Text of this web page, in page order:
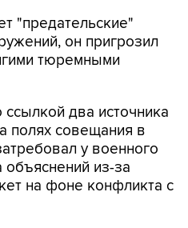
"предательские"
он пригрозил
тюремными
два источника
полях совещания в
у военного
объяснений из-за
на фоне конфликта с